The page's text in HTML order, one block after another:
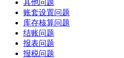
其他问题
账套设置问题
库存核算问题
结账问题
报表问题
报税问题